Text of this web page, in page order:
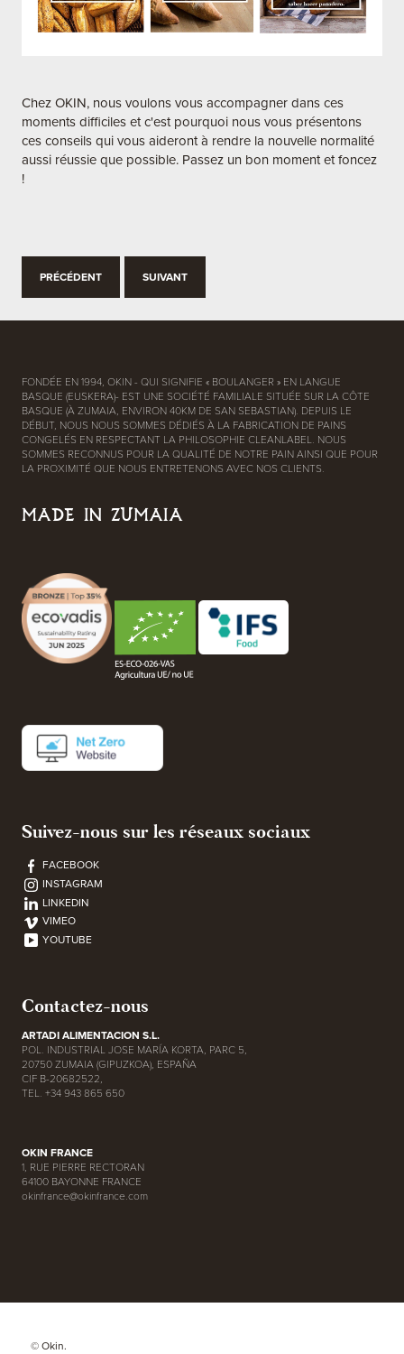
Chez OKIN, nous voulons vous accompagner dans ces
moments difficiles et c'est pourquoi nous vous présentons
ces conseils qui vous aideront à rendre la nouvelle normalité
aussi réussie que possible. Passez un bon moment et foncez
!
PRÉCÉDENT SUIVANT
FONDÉE EN 1994, OKIN - QUI SIGNIFIE « BOULANGER » EN LANGUE
BASQUE (EUSKERA)- EST UNE SOCIÉTÉ FAMILIALE SITUÉE SUR LA CÔTE
BASQUE (À ZUMAIA, ENVIRON 40KM DE SAN SEBASTIAN). DEPUIS LE
DÉBUT, NOUS NOUS SOMMES DÉDIÉS À LA FABRICATION DE PAINS
CONGELÉS EN RESPECTANT LA PHILOSOPHIE CLEANLABEL. NOUS
SOMMES RECONNUS POUR LA QUALITÉ DE NOTRE PAIN AINSI QUE POUR
LA PROXIMITÉ QUE NOUS ENTRETENONS AVEC NOS CLIENTS.
MADE IN ZUMAIA
Suivez-nous sur les réseaux sociaux
FACEBOOK
INSTAGRAM
LINKEDIN
VIMEO
YOUTUBE
Contactez-nous
ARTADI ALIMENTACION S.L.
POL. INDUSTRIAL JOSE MARÍA KORTA, PARC 5,
20750 ZUMAIA (GIPUZKOA), ESPAÑA
CIF B-20682522,
TEL. +34 943 865 650
OKIN FRANCE
1, RUE PIERRE RECTORAN
64100 BAYONNE FRANCE
okinfrance@okinfrance.com
© Okin.